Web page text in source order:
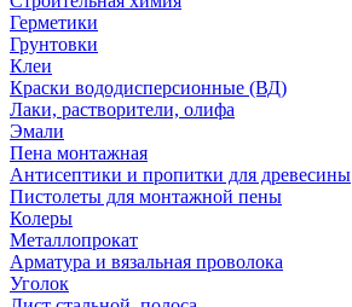
Герметики
Грунтовки
Клеи
Краски вододисперсионные (ВД)
Лаки, растворители, олифа
Эмали
Пена монтажная
Антисептики и пропитки для древесины
Пистолеты для монтажной пены
Колеры
Металлопрокат
Арматура и вязальная проволока
Уголок